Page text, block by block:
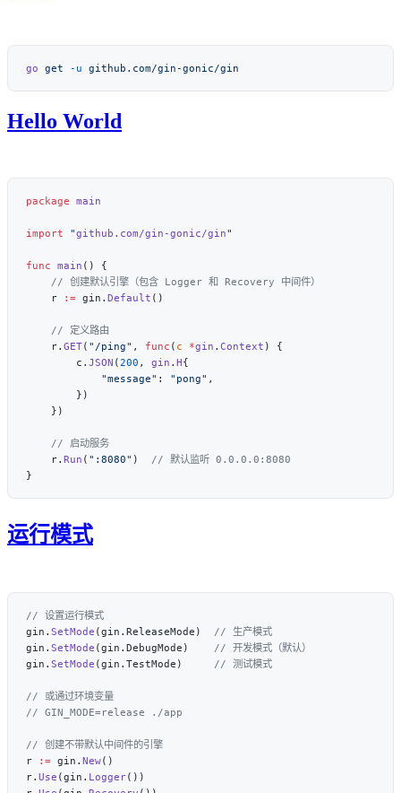
go get -u
Hello World
package
import "github.com/gin-gonic/gin
func main
    r
:= gin. Default
    r.
GET( "/ping" , func ( c *gin . Context
        c.
JSON (200 , gin . H
            "message"
: "pong"
    r.
Run ( ":8080" )
运行模式
gin. SetMode (gin.ReleaseMode)
gin. SetMode (gin.DebugMode)
gin. SetMode (gin.TestMode)
r
:= gin. New
r. Use (gin. Logger